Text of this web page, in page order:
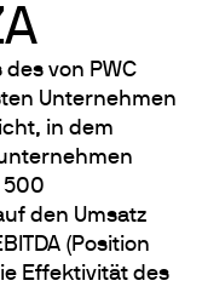
von PWC
Unternehmen
in dem
500
den Umsatz
(Position
Effektivität des